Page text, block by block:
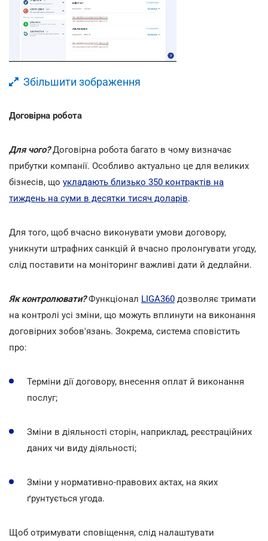
Збільшити зображення
Договірна робота
Для чого?Договірна робота багато в чому визначає
прибутки компанії. Особливо актуально це для великих
бізнесів, що укладають близько 350 контрактів на
тиждень на суми в десятки тисяч доларів.
Для того, щоб вчасно виконувати умови договору,
уникнути штрафних санкцій й вчасно пролонгувати угоду,
слід поставити на моніторинг важливі дати й дедлайни.
Як контролювати?Функціонал LIGA360 дозволяє тримати
на контролі усі зміни, що можуть вплинути на виконання
договірних зобов'язань. Зокрема, система сповістить
про:
Терміни дії договору, внесення оплат й виконання
послуг;
Зміни в діяльності сторін, наприклад, реєстраційних
даних чи виду діяльності;
Зміни у нормативно-правових актах, на яких
ґрунтується угода.
Щоб отримувати сповіщення, слід налаштувати